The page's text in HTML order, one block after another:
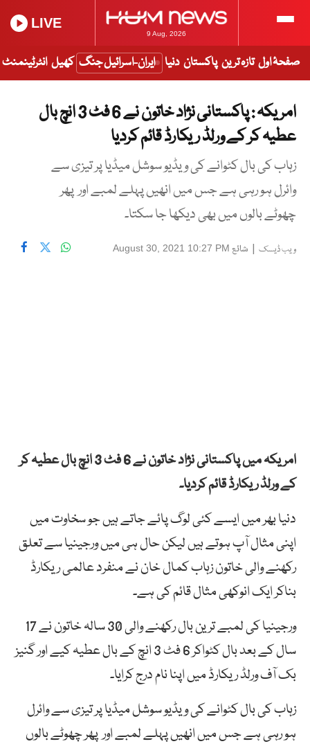
9 Aug, 2026
LIVE
صفحۂ اول تازہ ترین پاکستان دنیا ایران-اسرائیل جنگ کھیل انٹرٹینمنٹ
امریکہ : پاکستانی نژاد خاتون نے 6 فٹ 3 انچ بال
عطیہ کر کے ورلڈ ریکارڈ قائم کردیا
زہاب کی بال کٹوانے کی ویڈیو سوشل میڈیا پر تیزی سے
وائرل ہو رہی ہے جس میں انھیں پہلے لمبے اور پھر
چھوٹے بالوں میں بھی دیکھا جا سکتا۔
ویب ڈیسک | شائع August 30, 2021 10:27 PM
امریکہ میں پاکستانی نژاد خاتون نے 6 فٹ 3 انچ بال عطیہ کر
کے ورلڈ ریکارڈ قائم کردیا۔
دنیا بھر میں ایسے کئی لوگ پائے جاتے ہیں جو سخاوت میں
اپنی مثال آپ ہوتے ہیں لیکن حال ہی میں ورجینیا سے تعلق
رکھنے والی خاتون زہاب کمال خان نے منفرد عالمی ریکارڈ
بناکر ایک انوکھی مثال قائم کی ہے۔
ورجینیا کی لمبے ترین بال رکھنے والی 30 سالہ خاتون نے 17
سال کے بعد بال کٹواکر 6 فٹ 3 انچ کے بال عطیہ کیے اور گنیز
بک آف ورلڈ ریکارڈ میں اپنا نام درج کرایا۔
زہاب کی بال کٹوانے کی ویڈیو سوشل میڈیا پر تیزی سے وائرل
ہو رہی ہے جس میں انھیں پہلے لمبے اور پھر چھوٹے بالوں